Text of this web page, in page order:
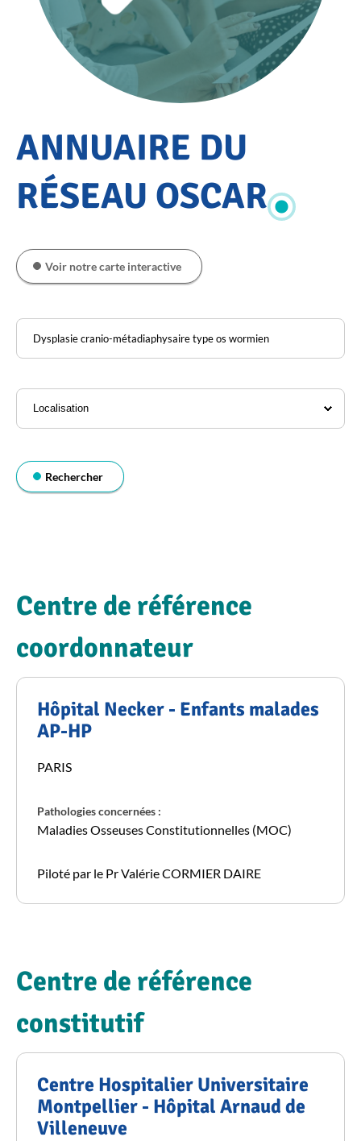
Accueil
Annuaire
réseau
OSCAR
ANNUAIRE DU
RÉSEAU OSCAR
Voir notre carte interactive
Rechercher
dans
l'annuaire
Pathologie
Localisation
Rechercher
Centre de référence
coordonnateur
Hôpital Necker - Enfants malades
AP-HP
PARIS
Pathologies concernées :
Maladies Osseuses Constitutionnelles (MOC)
Piloté par le Pr Valérie CORMIER DAIRE
Centre de référence
constitutif
Centre Hospitalier Universitaire
Montpellier - Hôpital Arnaud de
Villeneuve